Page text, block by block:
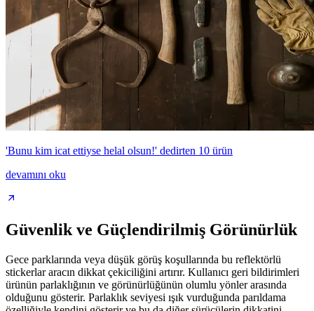
'Bunu kim icat ettiyse helal olsun!' dedirten 10 ürün
devamını oku
Güvenlik ve Güçlendirilmiş Görünürlük
Gece parklarında veya düşük görüş koşullarında bu reflektörlü
stickerlar aracın dikkat çekiciliğini artırır. Kullanıcı geri bildirimleri
ürünün parlaklığının ve görünürlüğünün olumlu yönler arasında
olduğunu gösterir. Parlaklık seviyesi ışık vurduğunda parıldama